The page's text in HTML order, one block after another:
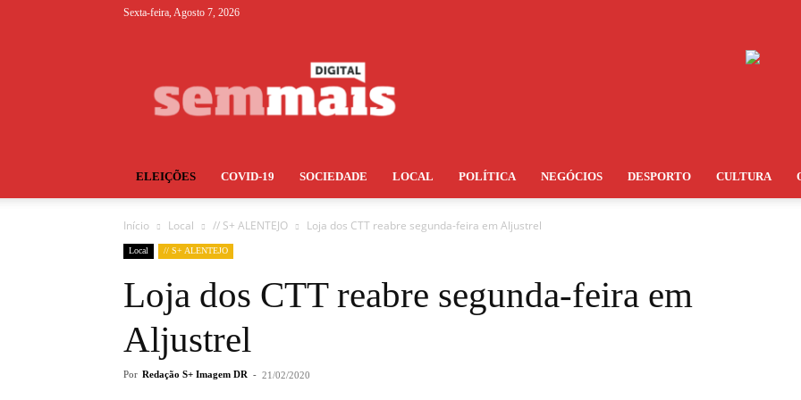
Sexta-feira, Agosto 7, 2026
ELEIÇÕES COVID-19 SOCIEDADE LOCAL POLÍTICA NEGÓCIOS DESPORTO CULTURA
Início Local // S+ ALENTEJO Loja dos CTT reabre segunda-feira em Aljustrel
Local // S+ ALENTEJO
Loja dos CTT reabre segunda-feira em
Aljustrel
Por Redação S+ Imagem DR - 21/02/2020